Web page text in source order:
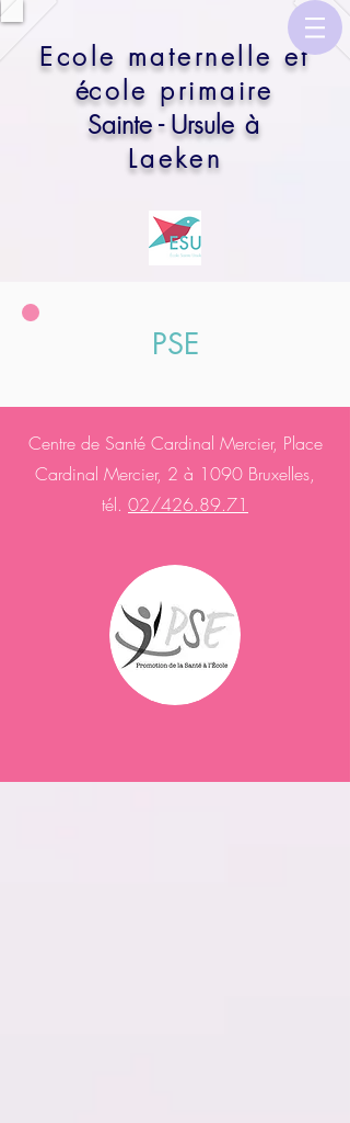
​Ecole maternelle et
école primaire
Sainte - Ursuleà
Laeken
PSE
Centre de Santé Cardinal Mercier, Place
Cardinal Mercier, 2 à 1090 Bruxelles,
tél. 02/426.89.71